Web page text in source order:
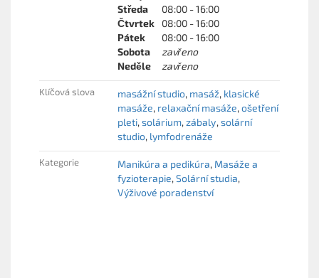
Středa
08:00 - 16:00
Čtvrtek
08:00 - 16:00
Pátek
08:00 - 16:00
Sobota
zavřeno
Neděle
zavřeno
Klíčová slova masážní studio masáž klasické
masáže relaxační masáže ošetření
pleti solárium zábaly solární
studio lymfodrenáže
Kategorie Manikúra a pedikúra Masáže a
fyzioterapie Solární studia
Výživové poradenství